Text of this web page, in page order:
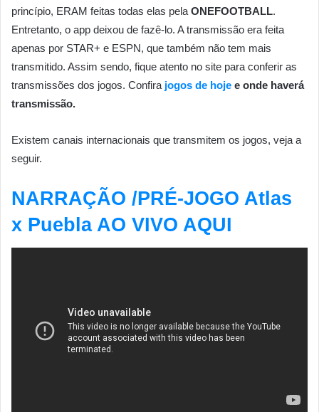
princípio, ERAM feitas todas elas pela ONEFOOTBALL.
Entretanto, o app deixou de fazê-lo. A transmissão era feita
apenas por STAR+ e ESPN, que também não tem mais
transmitido. Assim sendo, fique atento no site para conferir as
transmissões dos jogos. Confira jogos de hoje e onde haverá
transmissão.
Existem canais internacionais que transmitem os jogos, veja a
seguir.
NARRAÇÃO /PRÉ-JOGO Atlas
x Puebla AO VIVO AQUI